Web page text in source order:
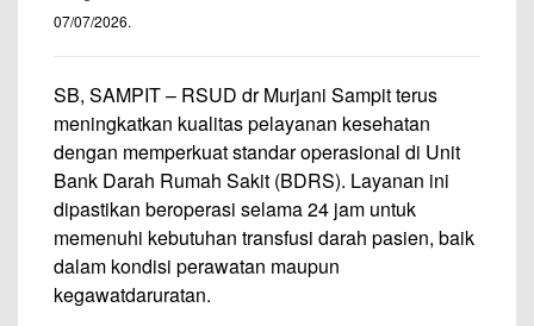
07/07/2026.
SB, SAMPIT – RSUD dr Murjani Sampit terus
meningkatkan kualitas pelayanan kesehatan
dengan memperkuat standar operasional di Unit
Bank Darah Rumah Sakit (BDRS). Layanan ini
dipastikan beroperasi selama 24 jam untuk
memenuhi kebutuhan transfusi darah pasien, baik
dalam kondisi perawatan maupun
kegawatdaruratan.